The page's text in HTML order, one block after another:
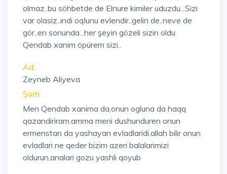
olmaz..bu söhbetde de Elnure kimiler uduzdu...Sizi
var olasiz..indi oqlunu evlendir..gelin de..neve de
gör..en sonunda...her şeyin gözeli sizin oldu
Qendab xanim öpürem sizi..
Ad:
Zeyneb Aliyeva
Şərh:
Men Qendab xanima da,onun ogluna da haqq
qazandiriram.amma meni dushunduren onun
ermenstan da yashayan evladlaridi.allah bilir onun
evladlari ne qeder bizim azeri balalarimizi
oldurun,analari gozu yashli qoyub